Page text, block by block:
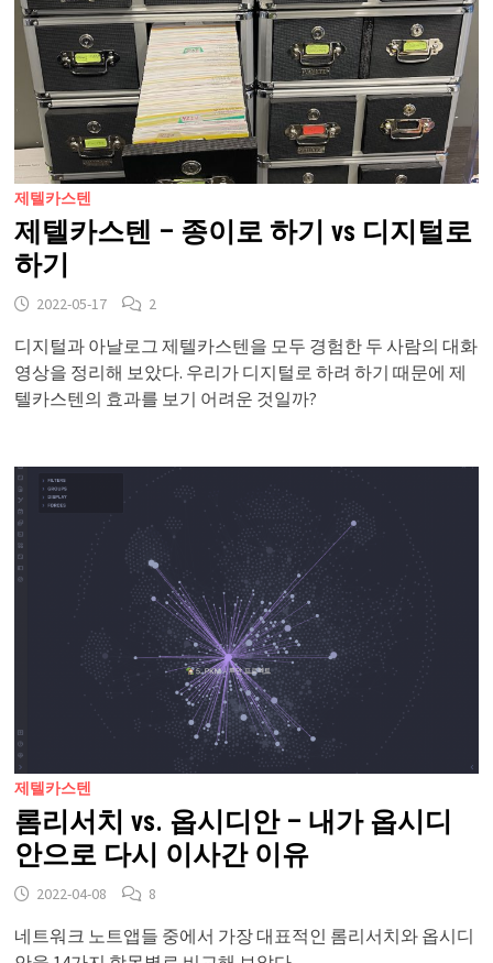
제텔카스텐
제텔카스텐 – 종이로 하기 vs 디지털로
하기
2022-05-17 2
디지털과 아날로그 제텔카스텐을 모두 경험한 두 사람의 대화
영상을 정리해 보았다. 우리가 디지털로 하려 하기 때문에 제
텔카스텐의 효과를 보기 어려운 것일까?
제텔카스텐
롬리서치 vs. 옵시디안 – 내가 옵시디
안으로 다시 이사간 이유
2022-04-08 8
네트워크 노트앱들 중에서 가장 대표적인 롬리서치와 옵시디